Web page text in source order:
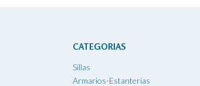
CATEGORIAS
Sillas
Armarios-Estanterías